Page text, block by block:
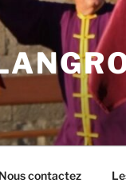
Nous contactez